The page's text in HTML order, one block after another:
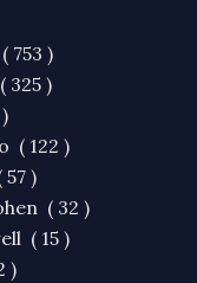
753 )
325 )
( 122 )
)
( 32 )
( 15 )
)